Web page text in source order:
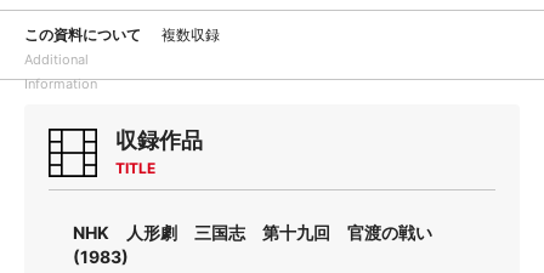
この資料について
Additional
Information
複数収録
収録作品
TITLE
NHK 人形劇 三国志 第十九回 官渡の戦い
(1983)